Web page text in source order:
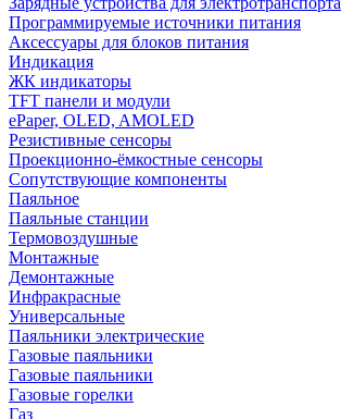
Программируемые источники питания
Аксессуары для блоков питания
Индикация
ЖК индикаторы
TFT панели и модули
ePaper, OLED, AMOLED
Резистивные сенсоры
Проекционно-ёмкостные сенсоры
Сопутствующие компоненты
Паяльное
Паяльные станции
Термовоздушные
Монтажные
Демонтажные
Инфракрасные
Универсальные
Паяльники электрические
Газовые паяльники
Газовые паяльники
Газовые горелки
Газ